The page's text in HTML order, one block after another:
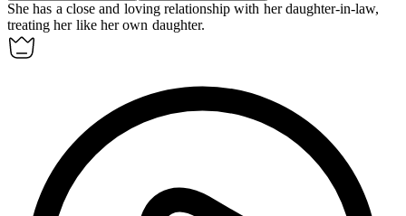
She has a close and loving relationship with herdaughter-in-law,
treating her like her own daughter.